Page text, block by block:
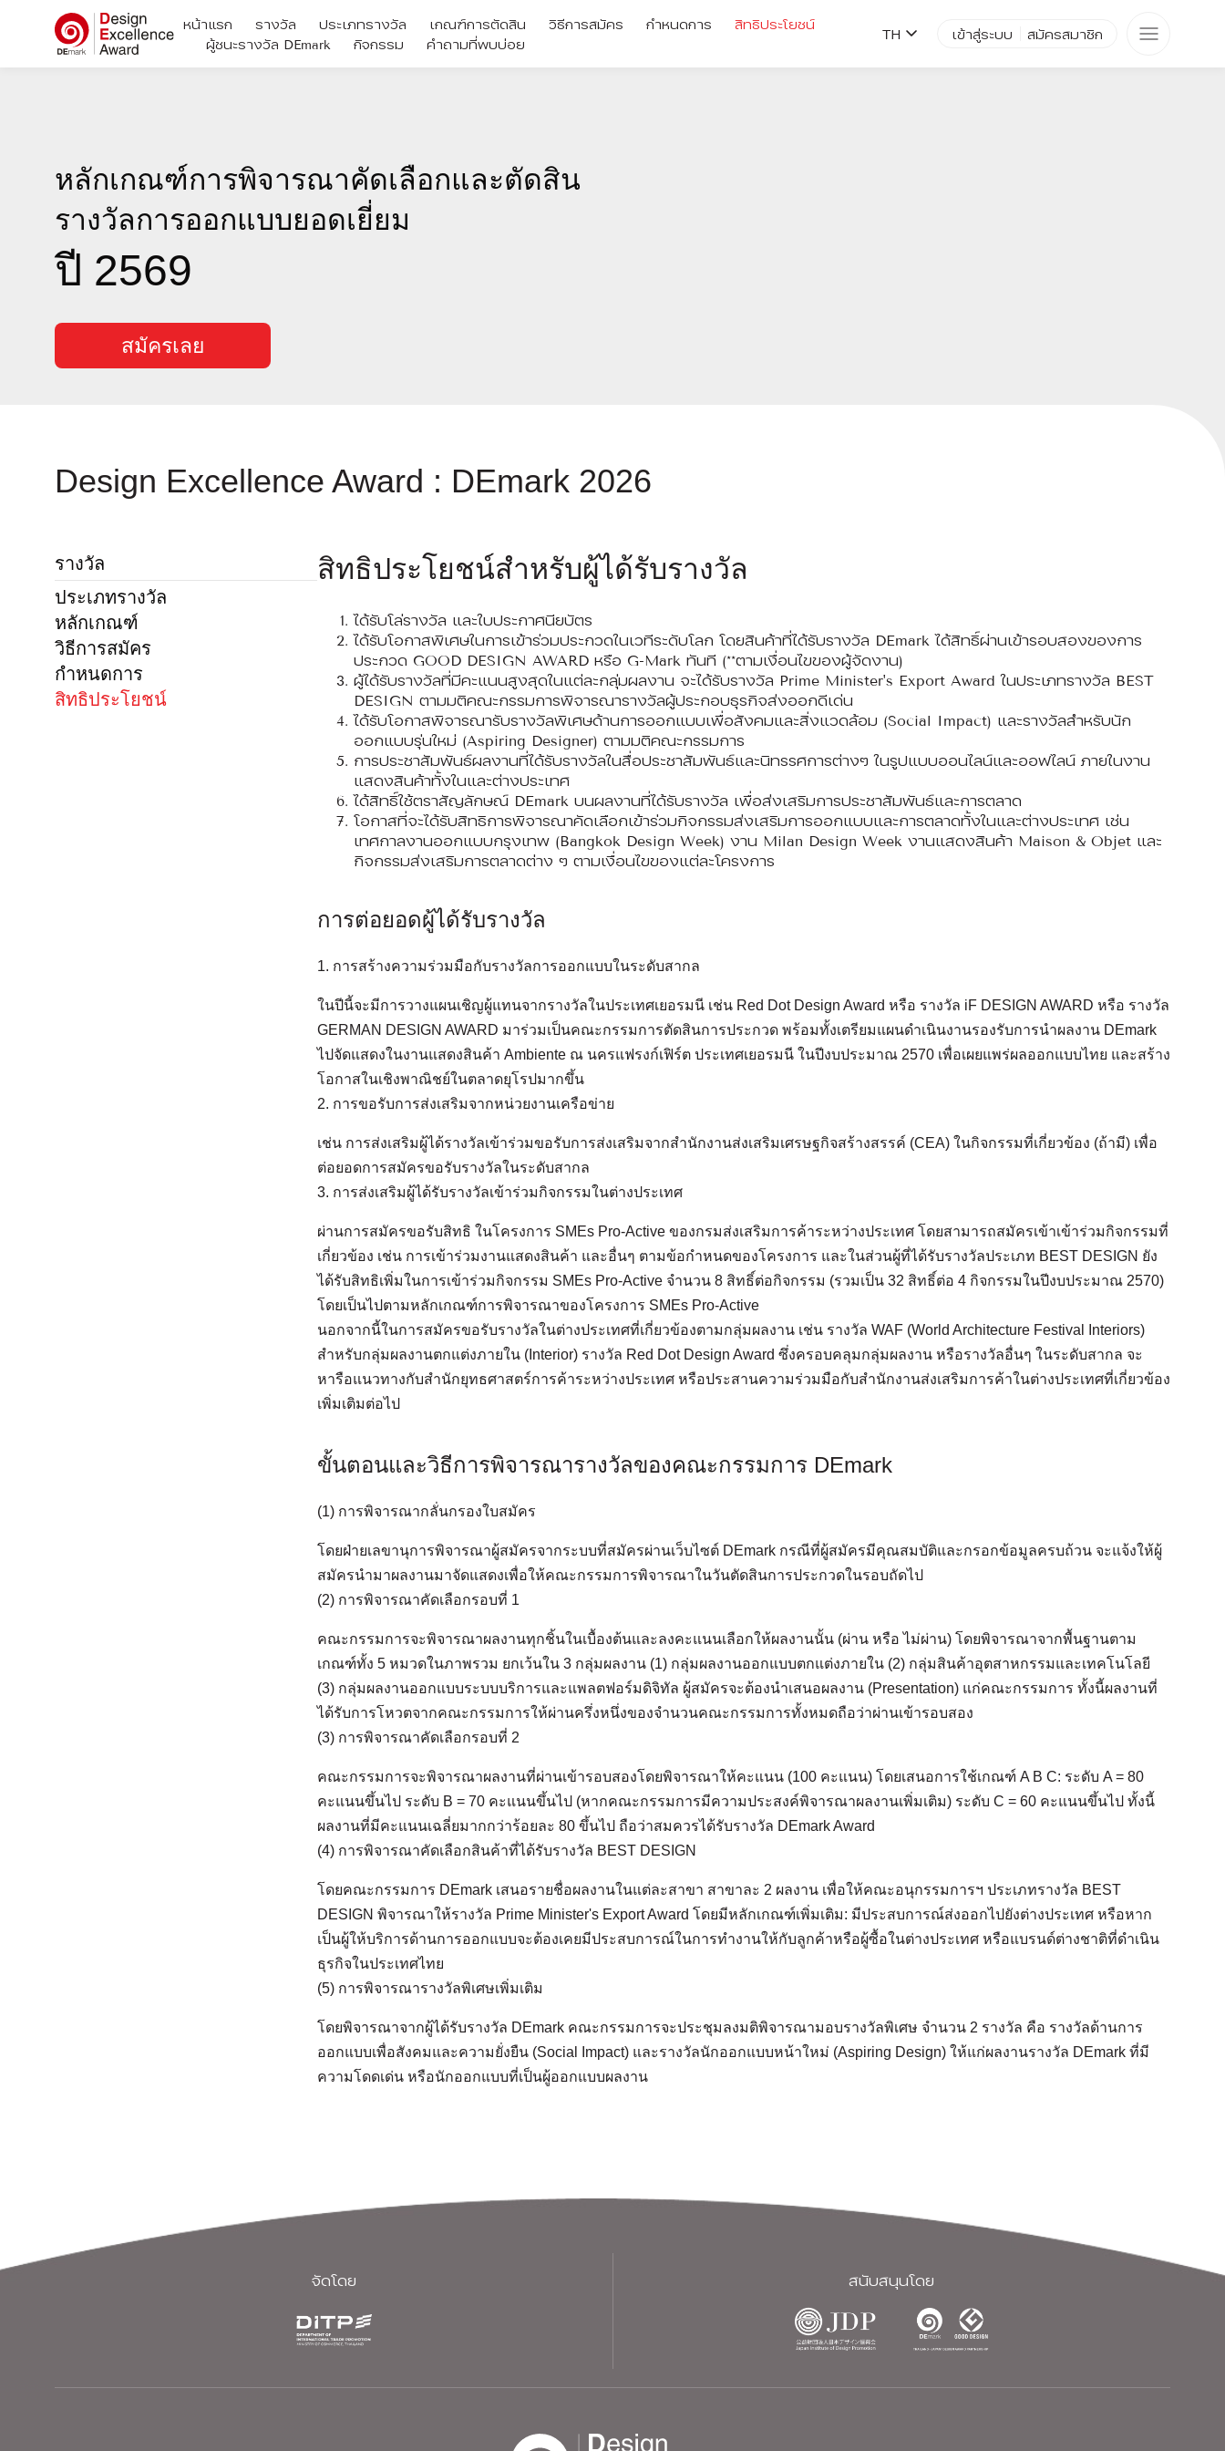
หน้าแรก รางวัล ประเภทรางวัล เกณฑ์การตัดสิน วิธีการสมัคร กำหนดการ
สิทธิประโยชน์
ผู้ชนะรางวัล DEmark
กิจกรรม คำถามที่พบบ่อย
TH เข้าสู่ระบบ สมัครสมาชิก
หลักเกณฑ์การพิจารณาคัดเลือกและตัดสิน
รางวัลการออกแบบยอดเยี่ยม
ปี 2569
สมัครเลย
Design Excellence Award : DEmark 2026
รางวัล
ประเภทรางวัล
หลักเกณฑ์
วิธีการสมัคร
กำหนดการ
สิทธิประโยชน์
สิทธิประโยชน์สำหรับผู้ได้รับรางวัล
ได้รับโล่รางวัล และใบประกาศนียบัตร
ได้รับโอกาสพิเศษในการเข้าร่วมประกวดในเวทีระดับโลก โดยสินค้าที่ได้รับรางวัล DEmark ได้สิทธิ์ผ่านเข้ารอบสองของการ
ประกวด GOOD DESIGN AWARD หรือ G-Mark ทันที (**ตามเงื่อนไขของผู้จัดงาน)
ผู้ได้รับรางวัลที่มีคะแนนสูงสุดในแต่ละกลุ่มผลงาน จะได้รับรางวัล Prime Minister's Export Award ในประเภทรางวัล BEST
DESIGN ตามมติคณะกรรมการพิจารณารางวัลผู้ประกอบธุรกิจส่งออกดีเด่น
ได้รับโอกาสพิจารณารับรางวัลพิเศษด้านการออกแบบเพื่อสังคมและสิ่งแวดล้อม (Social Impact) และรางวัลสำหรับนัก
ออกแบบรุ่นใหม่ (Aspiring Designer) ตามมติคณะกรรมการ
การประชาสัมพันธ์ผลงานที่ได้รับรางวัลในสื่อประชาสัมพันธ์และนิทรรศการต่างๆ ในรูปแบบออนไลน์และออฟไลน์ ภายในงาน
แสดงสินค้าทั้งในและต่างประเทศ
ได้สิทธิ์ใช้ตราสัญลักษณ์ DEmark บนผลงานที่ได้รับรางวัล เพื่อส่งเสริมการประชาสัมพันธ์และการตลาด
โอกาสที่จะได้รับสิทธิการพิจารณาคัดเลือกเข้าร่วมกิจกรรมส่งเสริมการออกแบบและการตลาดทั้งในและต่างประเทศ เช่น
เทศกาลงานออกแบบกรุงเทพ (Bangkok Design Week) งาน Milan Design Week งานแสดงสินค้า Maison & Objet และ
กิจกรรมส่งเสริมการตลาดต่าง ๆ ตามเงื่อนไขของแต่ละโครงการ
การต่อยอดผู้ได้รับรางวัล
1. การสร้างความร่วมมือกับรางวัลการออกแบบในระดับสากล
ในปีนี้จะมีการวางแผนเชิญผู้แทนจากรางวัลในประเทศเยอรมนี เช่น Red Dot Design Award หรือ รางวัล iF DESIGN AWARD หรือ รางวัล
GERMAN DESIGN AWARD มาร่วมเป็นคณะกรรมการตัดสินการประกวด พร้อมทั้งเตรียมแผนดำเนินงานรองรับการนำผลงาน DEmark
ไปจัดแสดงในงานแสดงสินค้า Ambiente ณ นครแฟรงก์เฟิร์ต ประเทศเยอรมนี ในปีงบประมาณ 2570 เพื่อเผยแพร่ผลออกแบบไทย และสร้าง
โอกาสในเชิงพาณิชย์ในตลาดยุโรปมากขึ้น
2. การขอรับการส่งเสริมจากหน่วยงานเครือข่าย
เช่น การส่งเสริมผู้ได้รางวัลเข้าร่วมขอรับการส่งเสริมจากสำนักงานส่งเสริมเศรษฐกิจสร้างสรรค์ (CEA) ในกิจกรรมที่เกี่ยวข้อง (ถ้ามี) เพื่อ
ต่อยอดการสมัครขอรับรางวัลในระดับสากล
3. การส่งเสริมผู้ได้รับรางวัลเข้าร่วมกิจกรรมในต่างประเทศ
ผ่านการสมัครขอรับสิทธิ ในโครงการ SMEs Pro-Active ของกรมส่งเสริมการค้าระหว่างประเทศ โดยสามารถสมัครเข้าเข้าร่วมกิจกรรมที่
เกี่ยวข้อง เช่น การเข้าร่วมงานแสดงสินค้า และอื่นๆ ตามข้อกำหนดของโครงการ และในส่วนผู้ที่ได้รับรางวัลประเภท BEST DESIGN ยัง
ได้รับสิทธิเพิ่มในการเข้าร่วมกิจกรรม SMEs Pro-Active จำนวน 8 สิทธิ์ต่อกิจกรรม (รวมเป็น 32 สิทธิ์ต่อ 4 กิจกรรมในปีงบประมาณ 2570)
โดยเป็นไปตามหลักเกณฑ์การพิจารณาของโครงการ SMEs Pro-Active
นอกจากนี้ในการสมัครขอรับรางวัลในต่างประเทศที่เกี่ยวข้องตามกลุ่มผลงาน เช่น รางวัล WAF (World Architecture Festival Interiors)
สำหรับกลุ่มผลงานตกแต่งภายใน (Interior) รางวัล Red Dot Design Award ซึ่งครอบคลุมกลุ่มผลงาน หรือรางวัลอื่นๆ ในระดับสากล จะ
หารือแนวทางกับสำนักยุทธศาสตร์การค้าระหว่างประเทศ หรือประสานความร่วมมือกับสำนักงานส่งเสริมการค้าในต่างประเทศที่เกี่ยวข้อง
เพิ่มเติมต่อไป
ขั้นตอนและวิธีการพิจารณารางวัลของคณะกรรมการ DEmark
(1) การพิจารณากลั่นกรองใบสมัคร
โดยฝ่ายเลขานุการพิจารณาผู้สมัครจากระบบที่สมัครผ่านเว็บไซต์ DEmark กรณีที่ผู้สมัครมีคุณสมบัติและกรอกข้อมูลครบถ้วน จะแจ้งให้ผู้
สมัครนำมาผลงานมาจัดแสดงเพื่อให้คณะกรรมการพิจารณาในวันตัดสินการประกวดในรอบถัดไป
(2) การพิจารณาคัดเลือกรอบที่ 1
คณะกรรมการจะพิจารณาผลงานทุกชิ้นในเบื้องต้นและลงคะแนนเลือกให้ผลงานนั้น (ผ่าน หรือ ไม่ผ่าน) โดยพิจารณาจากพื้นฐานตาม
เกณฑ์ทั้ง 5 หมวดในภาพรวม ยกเว้นใน 3 กลุ่มผลงาน (1) กลุ่มผลงานออกแบบตกแต่งภายใน (2) กลุ่มสินค้าอุตสาหกรรมและเทคโนโลยี
(3) กลุ่มผลงานออกแบบระบบบริการและแพลตฟอร์มดิจิทัล ผู้สมัครจะต้องนำเสนอผลงาน (Presentation) แก่คณะกรรมการ ทั้งนี้ผลงานที่
ได้รับการโหวตจากคณะกรรมการให้ผ่านครึ่งหนึ่งของจำนวนคณะกรรมการทั้งหมดถือว่าผ่านเข้ารอบสอง
(3) การพิจารณาคัดเลือกรอบที่ 2
คณะกรรมการจะพิจารณาผลงานที่ผ่านเข้ารอบสองโดยพิจารณาให้คะแนน (100 คะแนน) โดยเสนอการใช้เกณฑ์ A B C: ระดับ A = 80
คะแนนขึ้นไป ระดับ B = 70 คะแนนขึ้นไป (หากคณะกรรมการมีความประสงค์พิจารณาผลงานเพิ่มเติม) ระดับ C = 60 คะแนนขึ้นไป ทั้งนี้
ผลงานที่มีคะแนนเฉลี่ยมากกว่าร้อยละ 80 ขึ้นไป ถือว่าสมควรได้รับรางวัล DEmark Award
(4) การพิจารณาคัดเลือกสินค้าที่ได้รับรางวัล BEST DESIGN
โดยคณะกรรมการ DEmark เสนอรายชื่อผลงานในแต่ละสาขา สาขาละ 2 ผลงาน เพื่อให้คณะอนุกรรมการฯ ประเภทรางวัล BEST
DESIGN พิจารณาให้รางวัล Prime Minister's Export Award โดยมีหลักเกณฑ์เพิ่มเติม: มีประสบการณ์ส่งออกไปยังต่างประเทศ หรือหาก
เป็นผู้ให้บริการด้านการออกแบบจะต้องเคยมีประสบการณ์ในการทำงานให้กับลูกค้าหรือผู้ซื้อในต่างประเทศ หรือแบรนด์ต่างชาติที่ดำเนิน
ธุรกิจในประเทศไทย
(5) การพิจารณารางวัลพิเศษเพิ่มเติม
โดยพิจารณาจากผู้ได้รับรางวัล DEmark คณะกรรมการจะประชุมลงมติพิจารณามอบรางวัลพิเศษ จำนวน 2 รางวัล คือ รางวัลด้านการ
ออกแบบเพื่อสังคมและความยั่งยืน (Social Impact) และรางวัลนักออกแบบหน้าใหม่ (Aspiring Design) ให้แก่ผลงานรางวัล DEmark ที่มี
ความโดดเด่น หรือนักออกแบบที่เป็นผู้ออกแบบผลงาน
จัดโดย สนับสนุนโดย